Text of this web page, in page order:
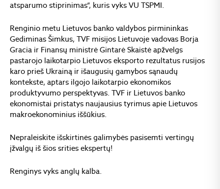
atsparumo stiprinimas“, kuris vyks VU TSPMI.
Renginio metu Lietuvos banko valdybos pirmininkas
Gediminas Šimkus, TVF misijos Lietuvoje vadovas Borja
Gracia ir Finansų ministrė Gintarė Skaistė apžvelgs
pastarojo laikotarpio Lietuvos eksporto rezultatus rusijos
karo prieš Ukrainą ir išaugusių gamybos sąnaudų
kontekste, aptars ilgojo laikotarpio ekonomikos
produktyvumo perspektyvas. TVF ir Lietuvos banko
ekonomistai pristatys naujausius tyrimus apie Lietuvos
makroekonominius iššūkius.
Nepraleiskite išskirtinės galimybės pasisemti vertingų
įžvalgų iš šios srities ekspertų!
Renginys vyks anglų kalba.